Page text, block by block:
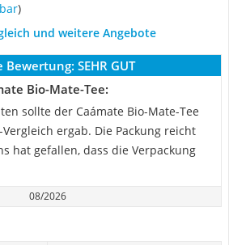
)
und weitere Angebote
Bewertung: SEHR GUT
Bio-Mate-Tee:
sollte der Caámate Bio-Mate-Tee
ergab. Die Packung reicht
hat gefallen, dass die Verpackung
08/2026